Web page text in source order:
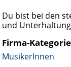
Du bist bei den
und
Firma-
MusikerInnen